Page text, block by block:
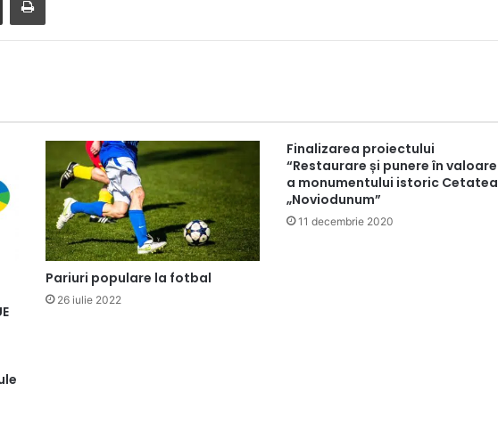
Pariuri populare la fotbal
26 iulie 2022
Finalizarea proiectului
“Restaurare și punere în valoare
a monumentului istoric Cetatea
„Noviodunum”
11 decembrie 2020